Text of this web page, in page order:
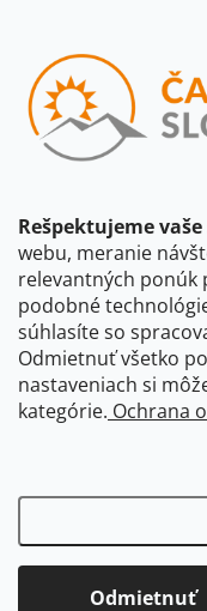
Rešpektujeme
webu, meranie
relevantných ponúk
podobné
súhlasíte so
Odmietnuť všetko
nastaveniach si
kategórie. Ochrana
Odmietnuť
Vložením e-mailu
údajov
Beriem na vedomie, že
údajov dostupnými na
Prihlásiť sa
CBS Slovensko CBS